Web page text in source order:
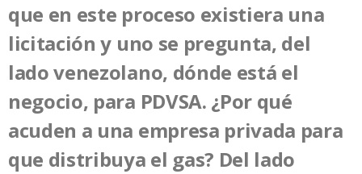
que en este proceso existiera una
licitación y uno se pregunta, del
lado venezolano, dónde está el
negocio, para PDVSA. ¿Por qué
acuden a una empresa privada para
que distribuya el gas? Del lado